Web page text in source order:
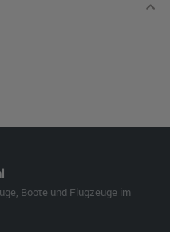
Boote und Flugzeuge im